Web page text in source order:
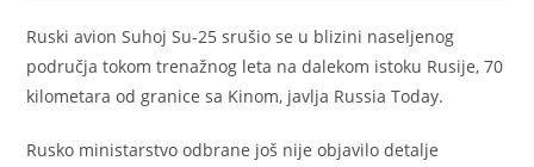
Ruski avion Suhoj Su-25 srušio se u blizini naseljenog
područja tokom trenažnog leta na dalekom istoku Rusije, 70
kilometara od granice sa Kinom, javlja Russia Today.
Rusko ministarstvo odbrane još nije objavilo detalje